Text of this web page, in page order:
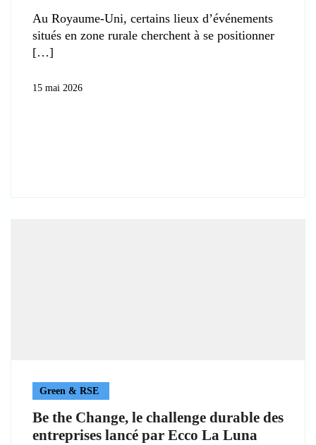
Au Royaume-Uni, certains lieux d’événements
situés en zone rurale cherchent à se positionner
15 mai 2026
Green & RSE
Be the Change, le challenge durable des
entreprises lancé par Ecco La Luna